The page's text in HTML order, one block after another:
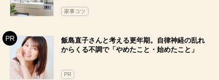
家事コツ
飯島直子さんと考える更年期。自律神経の乱れ
からくる不調で「やめたこと・始めたこと」
PR